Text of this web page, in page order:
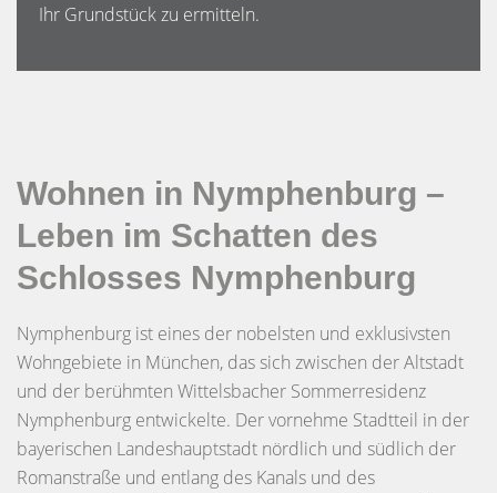
Ihr Grundstück zu ermitteln.
Wohnen in Nymphenburg –
Leben im Schatten des
Schlosses Nymphenburg
Nymphenburg ist eines der nobelsten und exklusivsten
Wohngebiete in München, das sich zwischen der Altstadt
und der berühmten Wittelsbacher Sommerresidenz
Nymphenburg entwickelte. Der vornehme Stadtteil in der
bayerischen Landeshauptstadt nördlich und südlich der
Romanstraße und entlang des Kanals und des